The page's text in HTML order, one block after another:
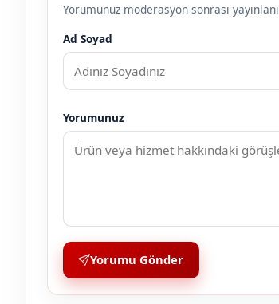
Yorumunuz moderasyon sonrası
Ad Soyad
Yorumunuz
Yorumu Gönder